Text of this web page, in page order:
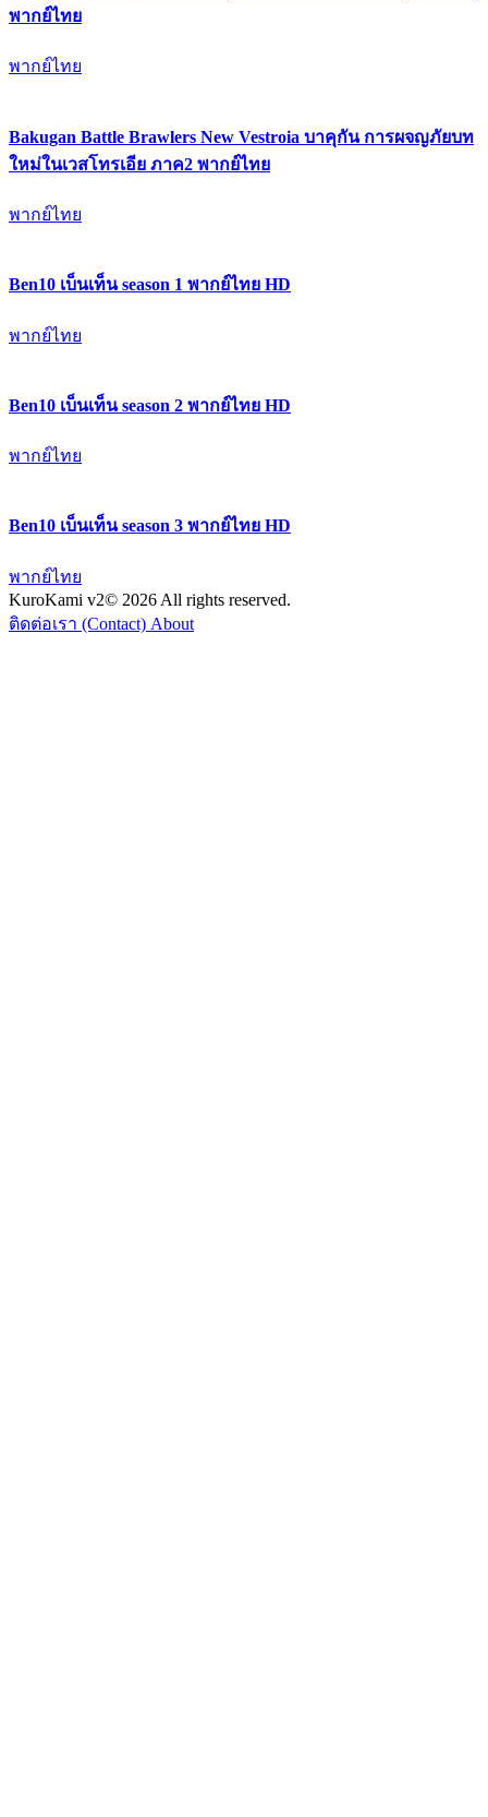
พากย์ไทย
พากย์ไทย
Bakugan Battle Brawlers New Vestroia บาคุกัน การผจญภัยบท
ใหม่ในเวสโทรเอีย ภาค2 พากย์ไทย
พากย์ไทย
Ben10 เบ็นเท็น season 1 พากย์ไทย HD
พากย์ไทย
Ben10 เบ็นเท็น season 2 พากย์ไทย HD
พากย์ไทย
Ben10 เบ็นเท็น season 3 พากย์ไทย HD
พากย์ไทย
KuroKami v2© 2026 All rights reserved.
ติดต่อเรา (Contact) About